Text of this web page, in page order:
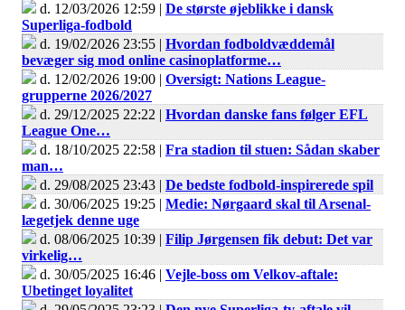
d. 12/03/2026 12:59 | De største øjeblikke i dansk
Superliga-fodbold
d. 19/02/2026 23:55 | Hvordan fodboldvæddemål
bevæger sig mod online casinoplatforme…
d. 12/02/2026 19:00 | Oversigt: Nations League-
grupperne 2026/2027
d. 29/12/2025 22:22 | Hvordan danske fans følger EFL
League One…
d. 18/10/2025 22:58 | Fra stadion til stuen: Sådan skaber
man…
d. 29/08/2025 23:43 | De bedste fodbold-inspirerede spil
d. 30/06/2025 19:25 | Medie: Nørgaard skal til Arsenal-
lægetjek denne uge
d. 08/06/2025 10:39 | Filip Jørgensen fik debut: Det var
virkelig…
d. 30/05/2025 16:46 | Vejle-boss om Velkov-aftale:
Ubetinget loyalitet